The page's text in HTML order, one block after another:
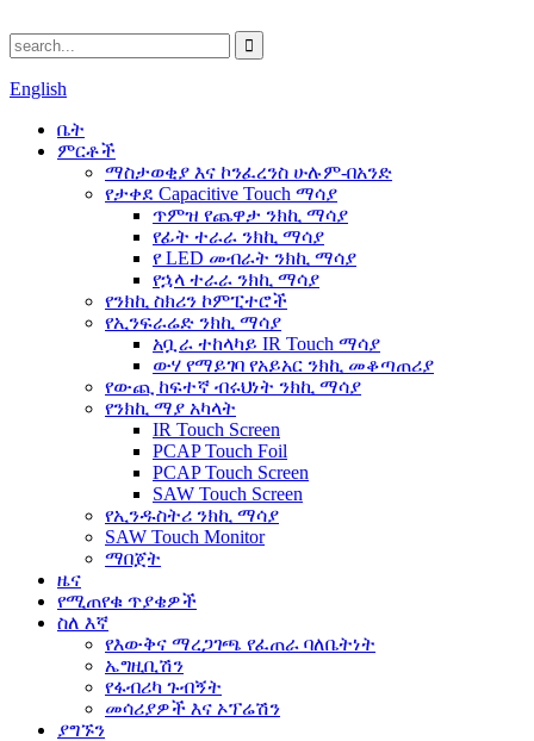
English
ቤት
ምርቶች
ማስታወቂያ እና ኮንፈረንስ ሁሉም-በአንድ
የታቀደ Capacitive Touch ማሳያ
ጥምዝ የጨዋታ ንክኪ ማሳያ
የፊት ተራራ ንክኪ ማሳያ
የ LED መብራት ንክኪ ማሳያ
የኋላ ተራራ ንክኪ ማሳያ
የንክኪ ስክሪን ኮምፒተሮች
የኢንፍራሬድ ንክኪ ማሳያ
አቧራ ተከላካይ IR Touch ማሳያ
ውሃ የማይገባ የአይአር ንክኪ መቆጣጠሪያ
የውጪ ከፍተኛ ብሩህነት ንክኪ ማሳያ
የንክኪ ማያ አካላት
IR Touch Screen
PCAP Touch Foil
PCAP Touch Screen
SAW Touch Screen
የኢንዱስትሪ ንክኪ ማሳያ
SAW Touch Monitor
ማበጀት
ዜና
የሚጠየቁ ጥያቄዎች
ስለ እኛ
የእውቅና ማረጋገጫ የፈጠራ ባለቤትነት
ኤግዚቢሽን
የፋብሪካ ጉብኝት
መሳሪያዎች እና ኦፕሬሽን
ያግኙን